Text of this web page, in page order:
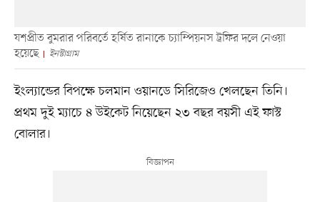
যশপ্রীত বুমরার পরিবর্তে হর্ষিত রানাকে চ্যাম্পিয়নস ট্রফির দলে নেওয়া
হয়েছে
ইনস্টাগ্রাম
ইংল্যান্ডের বিপক্ষে চলমান ওয়ানডে সিরিজেও খেলছেন তিনি।
প্রথম দুই ম্যাচে ৪ উইকেট নিয়েছেন ২৩ বছর বয়সী এই ফাস্ট
বোলার।